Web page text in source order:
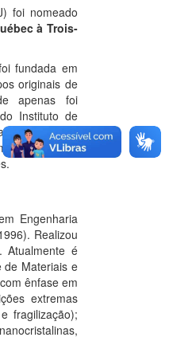
foi nomeado
à Trois-
fundada em
originais de
apenas foi
Instituto de
de
química ou a
Engenharia
Realizou
Atualmente é
de Materiais e
ênfase em
extremas
fragilização);